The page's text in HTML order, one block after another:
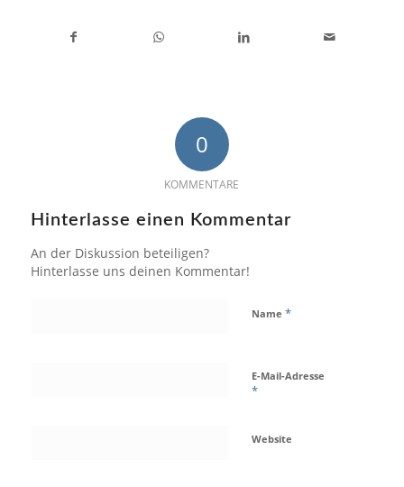
0
KOMMENTARE
Hinterlasse einen Kommentar
An der Diskussion beteiligen?
Hinterlasse uns deinen Kommentar!
Name *
E-Mail-Adresse
*
Website